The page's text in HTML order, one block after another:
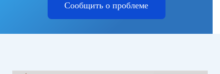
Сообщить о проблеме